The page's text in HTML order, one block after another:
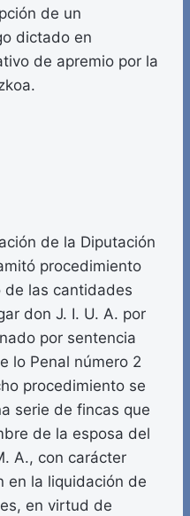
de un
dictado en
de apremio por la
de la Diputación
procedimiento
de las cantidades
don J. I. U. A. por
por sentencia
lo Penal número 2
procedimiento se
serie de fincas que
de la esposa del
A., con carácter
en la liquidación de
en virtud de